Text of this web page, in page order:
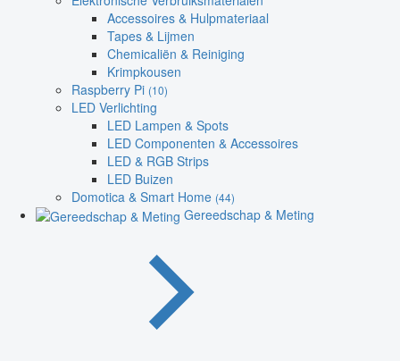
Accessoires & Hulpmateriaal
Tapes & Lijmen
Chemicaliën & Reiniging
Krimpkousen
Raspberry Pi (10)
LED Verlichting
LED Lampen & Spots
LED Componenten & Accessoires
LED & RGB Strips
LED Buizen
Domotica & Smart Home (44)
Gereedschap & Meting